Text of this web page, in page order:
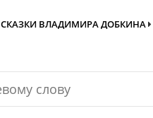
СКАЗКИ ВЛАДИМИРА ДОБКИНА